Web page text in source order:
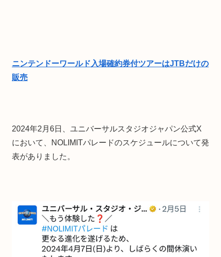
ニンテンドーワールド入場確約券付ツアーはJTBだけの
販売
2024年2月6日、ユニバーサルスタジオジャパン公式X
において、NOLIMITパレードのスケジュールについて発
表がありました。